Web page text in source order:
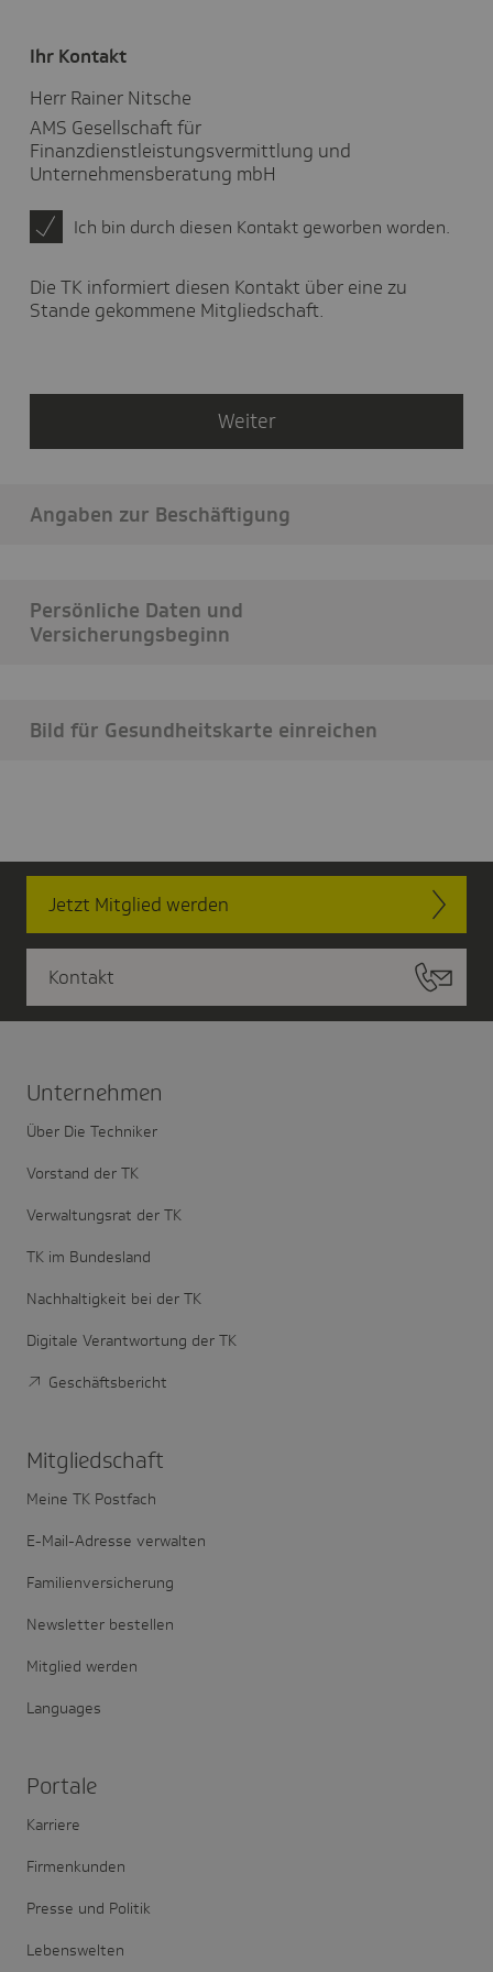
gelebt?
Ihr Kontakt
Herr Rainer Nitsche
AMS Gesellschaft für
Finanzdienstleistungsvermittlung und
Unternehmensberatung mbH
Ich bin durch diesen Kontakt geworben worden.
Die TK informiert diesen Kontakt über eine zu
Stande gekommene Mitgliedschaft.
Weiter
Angaben zur Beschäftigung
Persönliche Daten und
Versicherungsbeginn
Bild für Gesundheitskarte einreichen
Jetzt Mitglied werden
Kontakt
Unter­nehmen
Über Die Techniker
Vorstand der TK
Verwaltungsrat der TK
TK im Bundesland
Nachhaltigkeit bei der TK
Digitale Verantwortung der TK
Geschäftsbericht
Mitglied­schaft
Meine TK Postfach
E-Mail-Adresse verwalten
Familienversicherung
Newsletter bestellen
Mitglied werden
Languages
Portale
Karriere
Firmenkunden
Presse und Politik
Lebenswelten